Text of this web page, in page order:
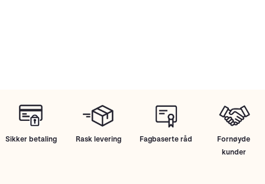
Sikker betaling Rask levering Fagbaserte råd
Fornøyde
kunder